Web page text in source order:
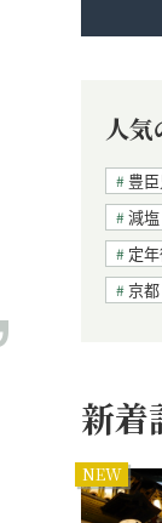
人気
豊臣
減
定
京都
新着
NEW